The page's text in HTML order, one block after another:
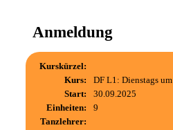
Anmeldung
Kurskürzel:
Kurs:
DF L1: Dienstags
Start:
30.09.2025
Einheiten:
9
Tanzlehrer: